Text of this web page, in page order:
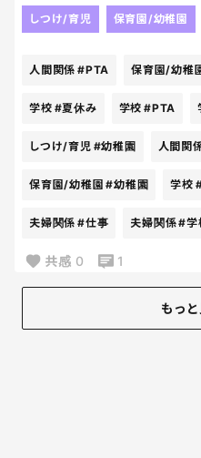
羨ましい。
らいいな。
学校や幼稚園のPTAも完
いいな。
楽な人生だなぁ。
しつけ/育児 保育園/幼稚園
人間関係 #PTA 保育園/幼稚
学校 #夏休み 学校 #PTA
しつけ/育児 #幼稚園 人間関
保育園/幼稚園 #幼稚園 学校
夫婦関係 #仕事 夫婦関係#学
共感 0 1
もっ